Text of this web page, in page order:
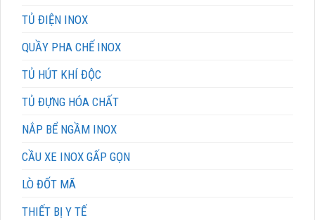
TỦ ĐIỆN INOX
QUẦY PHA CHẾ INOX
TỦ HÚT KHÍ ĐỘC
TỦ ĐỰNG HÓA CHẤT
NẮP BỂ NGẦM INOX
CẦU XE INOX GẤP GỌN
LÒ ĐỐT MÃ
THIẾT BỊ Y TẾ